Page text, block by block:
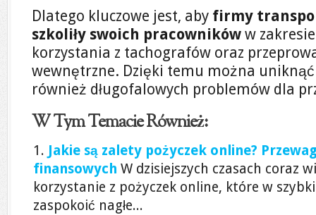
Dlatego kluczowe jest, aby firmy
szkoliły swoich pracowników w
korzystania z tachografów oraz
wewnętrzne. Dzięki temu można
również długofalowych problemów dla
W Tym Temacie Również:
Jakie są zalety pożyczek online?
finansowych W dzisiejszych czasach coraz
korzystanie z pożyczek online, które w
zaspokoić nagłe...